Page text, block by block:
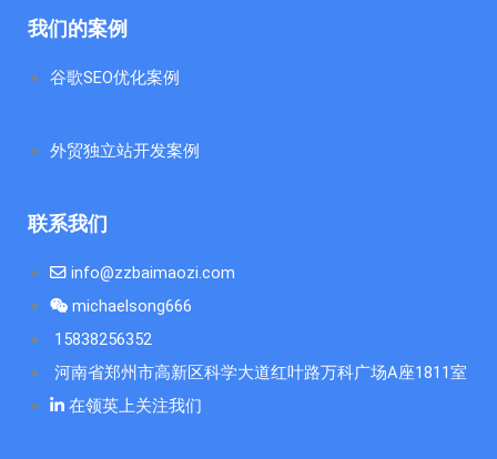
我们的案例
谷歌SEO优化案例
外贸独立站开发案例
联系我们
info@zzbaimaozi.com
michaelsong666
15838256352
河南省郑州市高新区科学大道红叶路万科广场A座1811室
在领英上关注我们